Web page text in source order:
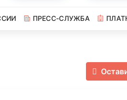
ПРЕСС-СЛУЖБА